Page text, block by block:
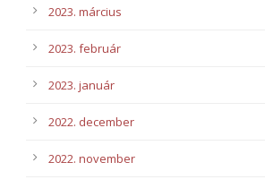
2023. március
2023. február
2023. január
2022. december
2022. november